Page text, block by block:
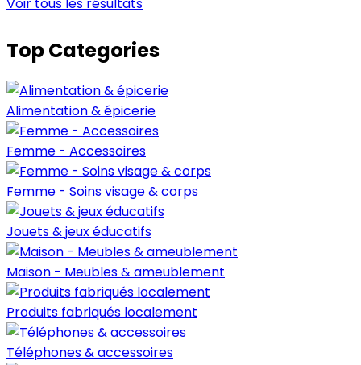
Top Categories
Alimentation & épicerie
Femme - Accessoires
Femme - Soins visage & corps
Jouets & jeux éducatifs
Maison - Meubles & ameublement
Produits fabriqués localement
Téléphones & accessoires